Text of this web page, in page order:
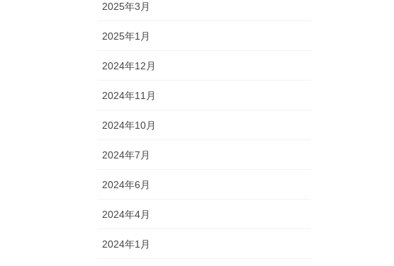
2025年3月
2025年1月
2024年12月
2024年11月
2024年10月
2024年7月
2024年6月
2024年4月
2024年1月